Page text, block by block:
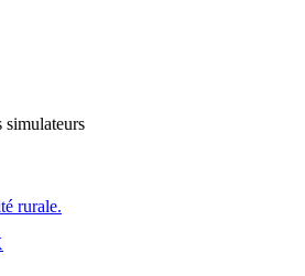
simulateurs
rurale.